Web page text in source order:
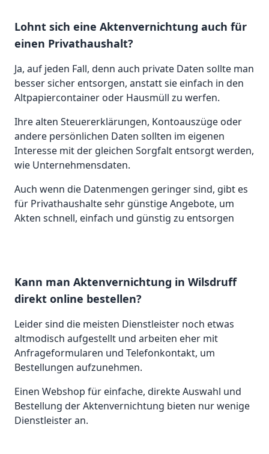
Lohnt sich eine Aktenvernichtung auch für
einen Privathaushalt?
Ja, auf jeden Fall, denn auch private Daten sollte man
besser sicher entsorgen, anstatt sie einfach in den
Altpapiercontainer oder Hausmüll zu werfen.
Ihre alten Steuererklärungen, Kontoauszüge oder
andere persönlichen Daten sollten im eigenen
Interesse mit der gleichen Sorgfalt entsorgt werden,
wie Unternehmensdaten.
Auch wenn die Datenmengen geringer sind, gibt es
für Privathaushalte sehr günstige Angebote, um
Akten schnell, einfach und günstig zu entsorgen
Kann man Aktenvernichtung in Wilsdruff
direkt online bestellen?
Leider sind die meisten Dienstleister noch etwas
altmodisch aufgestellt und arbeiten eher mit
Anfrageformularen und Telefonkontakt, um
Bestellungen aufzunehmen.
Einen Webshop für einfache, direkte Auswahl und
Bestellung der Aktenvernichtung bieten nur wenige
Dienstleister an.